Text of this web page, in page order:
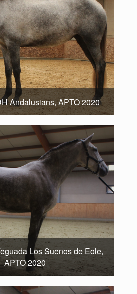
Andalusians, APTO 2020
Los Suenos de Eole,
APTO 2020